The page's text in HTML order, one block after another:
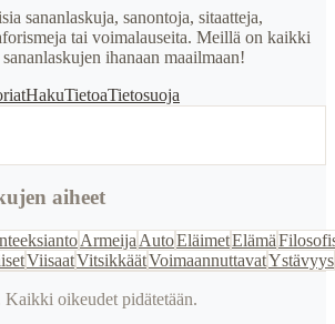
sananlaskuja, sanontoja, sitaatteja,
tai voimalauseita. Meillä on kaikki
ihanaan maailmaan!
HakuTietoaTietosuoja
aiheet
Armeija AutoEläimetElämä
ViisaatVitsikkäätVoimaannuttavatYstävyys
Kaikki oikeudet pidätetään.